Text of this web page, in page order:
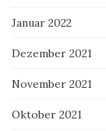
Januar 2022
Dezember 2021
November 2021
Oktober 2021